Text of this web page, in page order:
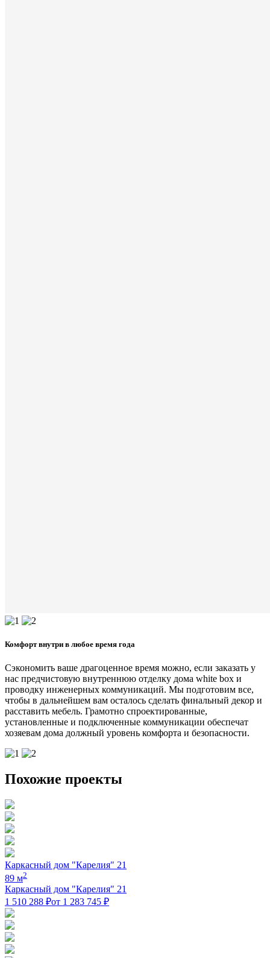
Комфорт внутри в любое время года
Сэкономить ваше драгоценное время можно, если заказать у
нас предчистовую внутреннюю отделку дома white box и
проводку инженерных коммуникаций. Мы подготовим все,
чтобы в дальнейшем вам осталось сделать финальный декор и
расставить мебель. Грамотно спроектированные,
установленные и подключенные коммуникации обеспечат
хозяевам дома должный уровень комфорта и безопасности.
Похожие проекты
Каркасный дом "Карелия" 21
89 м2
Каркасный дом "Карелия" 21
1 510 288 ₽от 1 283 745 ₽